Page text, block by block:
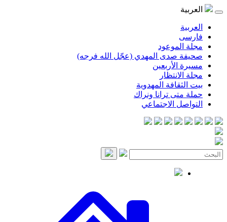
العربية
العربية
فارسی
مجلة الموعود
صحيفة صدى المهدي (عجّل الله فرجه)
مسيرة الأربعين
مجلة الانتظار
بيت الثقافة المهدوية
حملة متى ترانا ونراك
التواصل الاجتماعي